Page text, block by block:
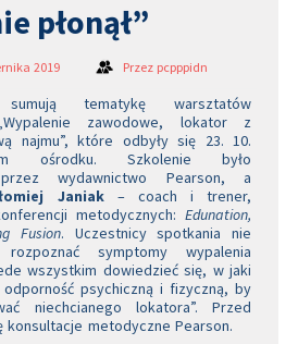
płonął”
2019 Przez pcpppidn
tematykę warsztatów
zawodowe, lokator z
najmu”, które odbyły się 23. 10.
ośrodku. Szkolenie było
przez wydawnictwo Pearson, a
Janiak– coach i trener,
metodycznych:Edunation,
Fusion. Uczestnicy spotkania nie
symptomy wypalenia
wszystkim dowiedzieć się, w jaki
psychiczną i fizyczną, by
niechcianego lokatora”. Przed
konsultacje metodyczne Pearson.